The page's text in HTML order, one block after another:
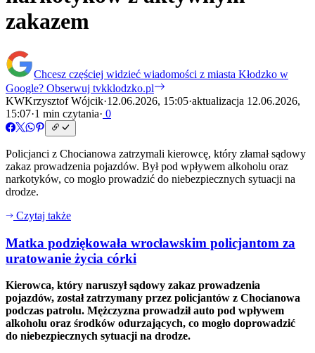
zakazem
Chcesz częściej widzieć wiadomości z miasta Kłodzko w
Google? Obserwuj tvkklodzko.pl
KWKrzysztof Wójcik·12.06.2026, 15:05·aktualizacja 12.06.2026,
15:07·1 min czytania· 0
Policjanci z Chocianowa zatrzymali kierowcę, który złamał sądowy
zakaz prowadzenia pojazdów. Był pod wpływem alkoholu oraz
narkotyków, co mogło prowadzić do niebezpiecznych sytuacji na
drodze.
Czytaj także
Matka podziękowała wrocławskim policjantom za
uratowanie życia córki
Kierowca, który naruszył sądowy zakaz prowadzenia
pojazdów, został zatrzymany przez policjantów z Chocianowa
podczas patrolu. Mężczyzna prowadził auto pod wpływem
alkoholu oraz środków odurzających, co mogło doprowadzić
do niebezpiecznych sytuacji na drodze.